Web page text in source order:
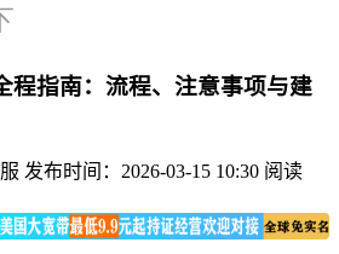
程指南：流程、注意事项与建
发布时间：2026-03-15 10:30 阅读